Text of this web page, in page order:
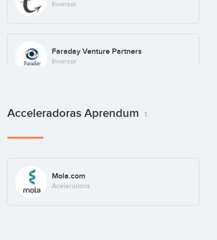
Inversor
Faraday Venture Partners
Inversor
Acceleradoras Aprendum 1
Mola.com
Aceleradora